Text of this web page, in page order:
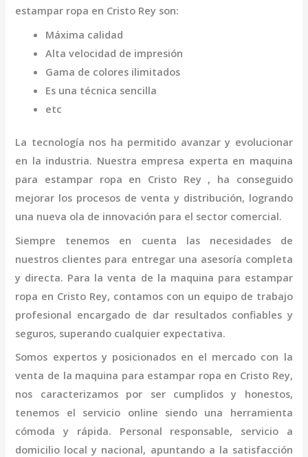
estampar ropa en Cristo Rey son:
Máxima calidad
Alta velocidad de impresión
Gama de colores ilimitados
Es una técnica sencilla
etc
La tecnología nos ha permitido avanzar y evolucionar
en la industria. Nuestra empresa experta en maquina
para estampar ropa en Cristo Rey , ha conseguido
mejorar los procesos de venta y distribución, logrando
una nueva ola de innovación para el sector comercial.
Siempre tenemos en cuenta las necesidades de
nuestros clientes para entregar una asesoría completa
y directa. Para la venta de la maquina para estampar
ropa en Cristo Rey, contamos con un equipo de trabajo
profesional encargado de dar resultados confiables y
seguros, superando cualquier expectativa.
Somos expertos y posicionados en el mercado con la
venta de la maquina para estampar ropa en Cristo Rey,
nos caracterizamos por ser cumplidos y honestos,
tenemos el servicio online siendo una herramienta
cómoda y rápida. Personal responsable, servicio a
domicilio local y nacional, apuntando a la satisfacción